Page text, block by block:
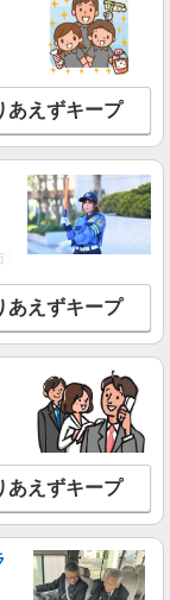
あえずキープ
槻区・久喜市・蓮田
あえずキープ
あえずキープ